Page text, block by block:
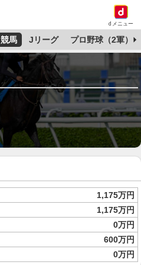
dメニュー
競馬 Jリーグ プロ野球（2軍）
1,175万円
1,175万円
0万円
600万円
0万円